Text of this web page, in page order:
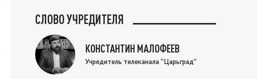
СЛОВО УЧРЕДИТЕЛЯ
КОНСТАНТИН МАЛОФЕЕВ
Учредитель телеканала "Царьград"